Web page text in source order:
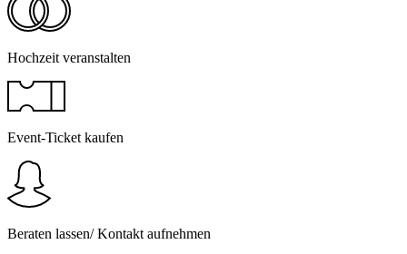
Hochzeit veranstalten
Event-Ticket kaufen
Beraten lassen/ Kontakt aufnehmen